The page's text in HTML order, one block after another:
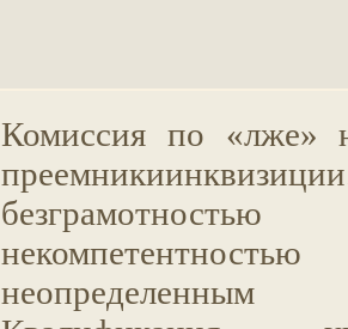
Комиссия по «лже»